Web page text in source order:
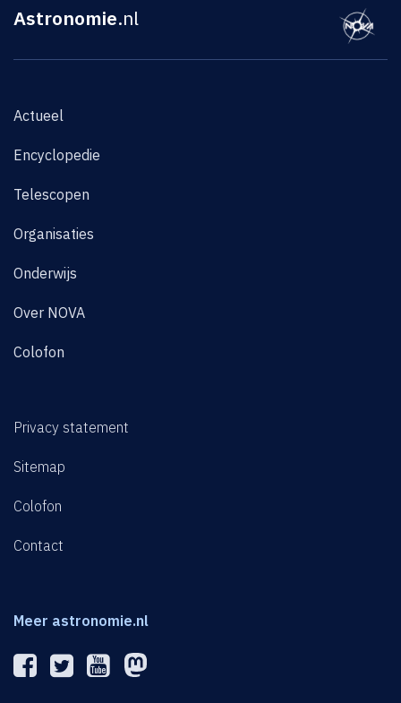
Astronomie.nl
Actueel
Encyclopedie
Telescopen
Organisaties
Onderwijs
Over NOVA
Colofon
Privacy statement
Sitemap
Colofon
Contact
Meer astronomie.nl